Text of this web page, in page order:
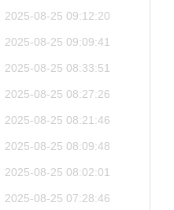
2025-08-25 09:12:20
2025-08-25 09:09:41
2025-08-25 08:33:51
2025-08-25 08:27:26
2025-08-25 08:21:46
2025-08-25 08:09:48
2025-08-25 08:02:01
2025-08-25 07:28:46